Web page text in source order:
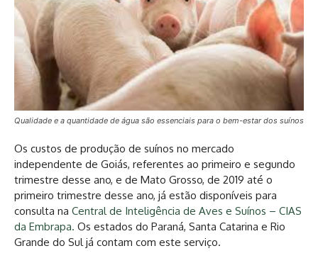
Qualidade e a quantidade de água são essenciais para o bem-estar dos suínos
Os custos de produção de suínos no mercado
independente de Goiás, referentes ao primeiro e segundo
trimestre desse ano, e de Mato Grosso, de 2019 até o
primeiro trimestre desse ano, já estão disponíveis para
consulta na Central de Inteligência de Aves e Suínos – CIAS
da Embrapa. Os estados do Paraná, Santa Catarina e Rio
Grande do Sul já contam com este serviço.